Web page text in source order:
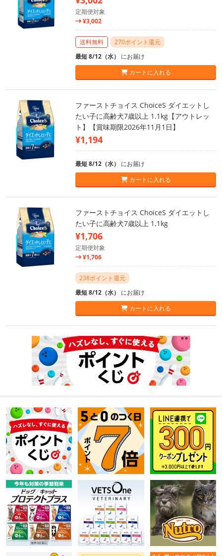
定期便対象
¥3,002
送料無料
270ポイント還元
最短 8/12（水） にお届け
カートに入れる
ファーストチョイス ChoiceS ダイエットし
たい子に高齢犬7歳以上 1.1kg【アウトレッ
ト】【賞味期限2026年11月1日】
¥1,194
最短 8/12（水） にお届け
カートに入れる
ファーストチョイス ChoiceS ダイエットし
たい子に高齢犬7歳以上 1.1kg
¥1,706
定期便対象
¥1,706
238ポイント還元
最短 8/12（水） にお届け
カートに入れる